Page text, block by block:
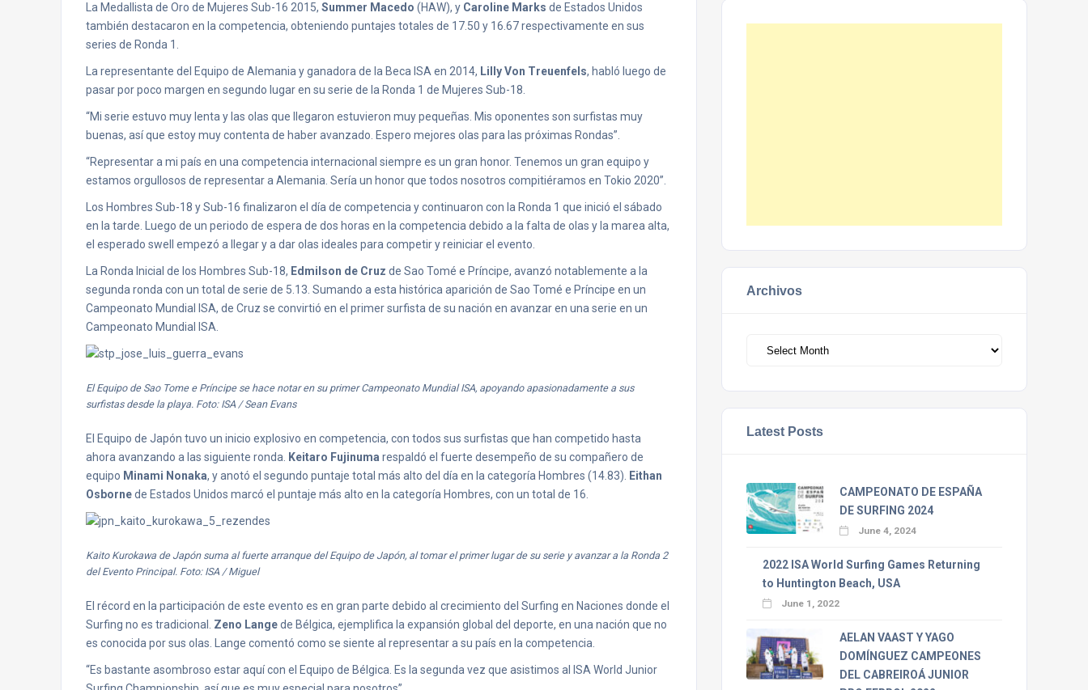
La Medallista de Oro de Mujeres Sub-16 2015, Summer Macedo (HAW), y Caroline Marks de Estados Unidos
también destacaron en la competencia, obteniendo puntajes totales de 17.50 y 16.67 respectivamente en sus
series de Ronda 1.
La representante del Equipo de Alemania y ganadora de la Beca ISA en 2014, Lilly Von Treuenfels, habló luego de
pasar por poco margen en segundo lugar en su serie de la Ronda 1 de Mujeres Sub-18.
“Mi serie estuvo muy lenta y las olas que llegaron estuvieron muy pequeñas. Mis oponentes son surfistas muy
buenas, así que estoy muy contenta de haber avanzado. Espero mejores olas para las próximas Rondas”.
“Representar a mi país en una competencia internacional siempre es un gran honor. Tenemos un gran equipo y
estamos orgullosos de representar a Alemania. Sería un honor que todos nosotros compitiéramos en Tokio 2020”.
Los Hombres Sub-18 y Sub-16 finalizaron el día de competencia y continuaron con la Ronda 1 que inició el sábado
en la tarde. Luego de un periodo de espera de dos horas en la competencia debido a la falta de olas y la marea alta,
el esperado swell empezó a llegar y a dar olas ideales para competir y reiniciar el evento.
La Ronda Inicial de los Hombres Sub-18, Edmilson de Cruz de Sao Tomé e Príncipe, avanzó notablemente a la
segunda ronda con un total de serie de 5.13. Sumando a esta histórica aparición de Sao Tomé e Príncipe en un
Campeonato Mundial ISA, de Cruz se convirtió en el primer surfista de su nación en avanzar en una serie en un
Campeonato Mundial ISA.
El Equipo de Sao Tome e Príncipe se hace notar en su primer Campeonato Mundial ISA, apoyando apasionadamente a sus
surfistas desde la playa. Foto: ISA / Sean Evans
El Equipo de Japón tuvo un inicio explosivo en competencia, con todos sus surfistas que han competido hasta
ahora avanzando a las siguiente ronda.
Keitaro Fujinuma respaldó el fuerte desempeño de su compañero de
equipo Minami Nonaka, y anotó el segundo puntaje total más alto del día en la categoría Hombres (14.83).
Eithan
Osbornede Estados Unidos marcó el puntaje más alto en la categoría Hombres, con un total de 16.
Kaito Kurokawa de Japón suma al fuerte arranque del Equipo de Japón, al tomar el primer lugar de su serie y avanzar a la Ronda 2
del Evento Principal. Foto: ISA / Miguel
El récord en la participación de este evento es en gran parte debido al crecimiento del Surfing en Naciones donde el
Surfing no es tradicional. Zeno Langede Bélgica, ejemplifica la expansión global del deporte, en una nación que no
es conocida por sus olas. Lange comentó como se siente al representar a su país en la competencia.
“Es bastante asombroso estar aquí con el Equipo de Bélgica. Es la segunda vez que asistimos al ISA World Junior
Archivos
Latest Posts
CAMPEONATO DE ESPAÑA
DE SURFING 2024
June 4, 2024
2022 ISA World Surfing Games Returning
to Huntington Beach, USA
June 1, 2022
AELAN VAAST Y YAGO
DOMÍNGUEZ CAMPEONES
DEL CABREIROÁ JUNIOR